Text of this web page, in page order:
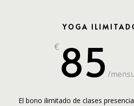
YOGA
€ 85/
El bono ilimitado de clases